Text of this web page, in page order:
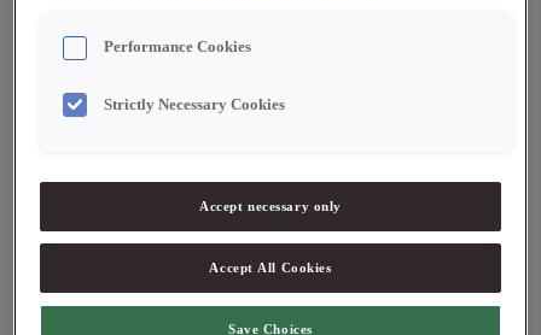
Stek lök, morot, fänkål och kryddor i smöret
Tillsätt vitt vin och koka ned till 50%
Tillsätt demi glace och grädden. Koka ned ytterligare 25%
Sila över i en ny kastrull, red med maizena och smaka av
med kryddor
Tillsätt Créme Fraiche och mixa soppan luftig med en
1 msk Créme Fraiche
Performance Cookies
Strictly Necessary Cookies
Accept necessary only
Accept All Cookies
Save Choices